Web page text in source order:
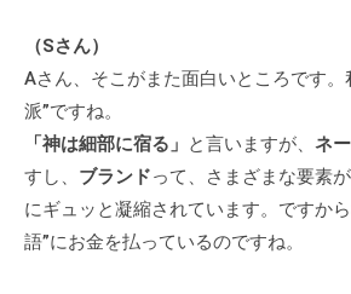
（Sさん）
Aさん、そこがまた面白いところです。
派”ですね。
「神は細部に宿る」 と言いますが、 ネ
すし、 ブランドって、さまざまな要素
にギュッと凝縮されています。ですか
語”にお金を払っているのですね。